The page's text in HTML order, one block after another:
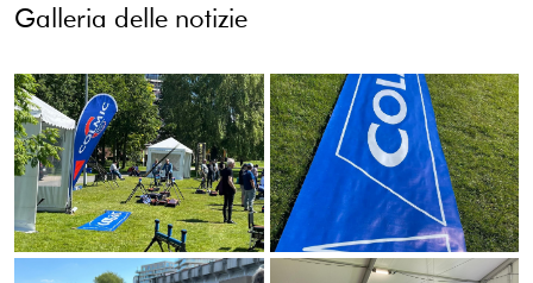
Galleria delle notizie